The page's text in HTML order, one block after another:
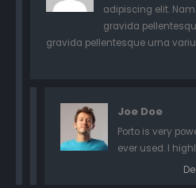
adipiscing elit.
gravida
gravida pellentesque urna
Joe Doe
Porto is very
ever used. I